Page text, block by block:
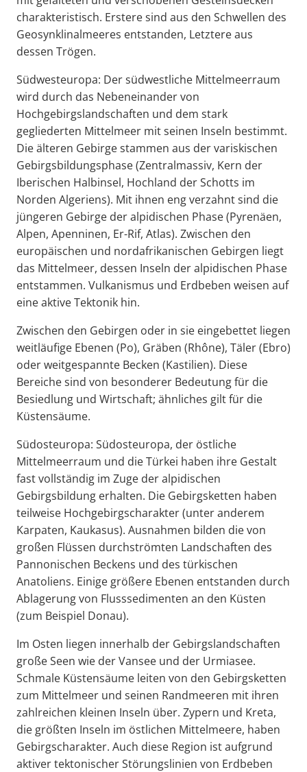
charakteristisch. Erstere sind aus den Schwellen des
Geosynklinalmeeres entstanden, Letztere aus
dessen Trögen.
Südwesteuropa: Der südwestliche Mittelmeerraum
wird durch das Nebeneinander von
Hochgebirgslandschaften und dem stark
gegliederten Mittelmeer mit seinen Inseln bestimmt.
Die älteren Gebirge stammen aus der variskischen
Gebirgsbildungsphase (Zentralmassiv, Kern der
Iberischen Halbinsel, Hochland der Schotts im
Norden Algeriens). Mit ihnen eng verzahnt sind die
jüngeren Gebirge der alpidischen Phase (Pyrenäen,
Alpen, Apenninen, Er-Rif, Atlas). Zwischen den
europäischen und nordafrikanischen Gebirgen liegt
das Mittelmeer, dessen Inseln der alpidischen Phase
entstammen. Vulkanismus und Erdbeben weisen auf
eine aktive Tektonik hin.
Zwischen den Gebirgen oder in sie eingebettet liegen
weitläufige Ebenen (Po), Gräben (Rhône), Täler (Ebro)
oder weitgespannte Becken (Kastilien). Diese
Bereiche sind von besonderer Bedeutung für die
Besiedlung und Wirtschaft; ähnliches gilt für die
Küstensäume.
Südosteuropa: Südosteuropa, der östliche
Mittelmeerraum und die Türkei haben ihre Gestalt
fast vollständig im Zuge der alpidischen
Gebirgsbildung erhalten. Die Gebirgsketten haben
teilweise Hochgebirgscharakter (unter anderem
Karpaten, Kaukasus). Ausnahmen bilden die von
großen Flüssen durchströmten Landschaften des
Pannonischen Beckens und des türkischen
Anatoliens. Einige größere Ebenen entstanden durch
Ablagerung von Flusssedimenten an den Küsten
(zum Beispiel Donau).
Im Osten liegen innerhalb der Gebirgslandschaften
große Seen wie der Vansee und der Urmiasee.
Schmale Küstensäume leiten von den Gebirgsketten
zum Mittelmeer und seinen Randmeeren mit ihren
zahlreichen kleinen Inseln über. Zypern und Kreta,
die größten Inseln im östlichen Mittelmeere, haben
Gebirgscharakter. Auch diese Region ist aufgrund
aktiver tektonischer Störungslinien von Erdbeben